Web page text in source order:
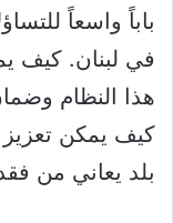
باباً واسعاً
في لبنان. كيف
هذا النظام
كيف يمكن تعزيز
بلد يعاني من